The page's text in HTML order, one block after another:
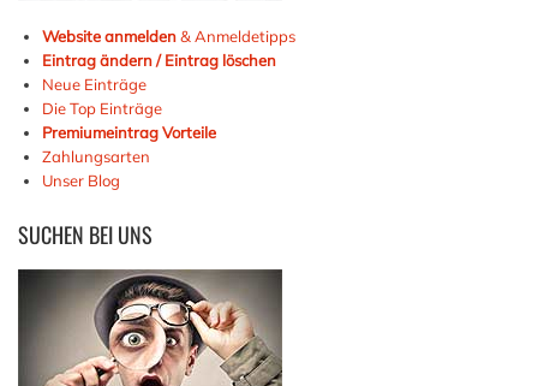
Website anmelden& Anmeldetipps
Eintrag ändern / Eintrag löschen
Neue Einträge
Die Top Einträge
Premiumeintrag Vorteile
Zahlungsarten
Unser Blog
SUCHEN BEI UNS